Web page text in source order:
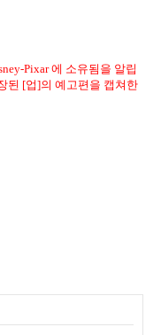
Pixar 에 소유됨을 알립
된 [업]의 예고편을 캡쳐한